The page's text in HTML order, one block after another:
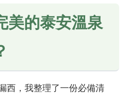
美的泰安溫泉
西，我整理了一份必備清